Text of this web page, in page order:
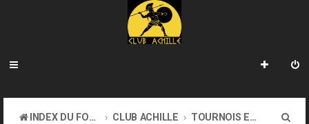
INDEX DU FORUM CLUB ACHILLE TOURNOIS ET EVENEMENTS